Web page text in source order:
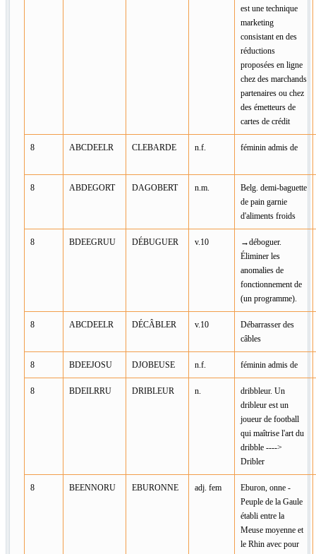
est une technique
marketing
consistant en des
réductions
proposées en ligne
chez des marchands
partenaires ou chez
des émetteurs de
cartes de crédit
8 ABCDEELR CLEBARDE n.f. féminin admis de
8 ABDEGORT DAGOBERT n.m.
Belg. demi-baguette
de pain garnie
d'aliments froids
8 BDEEGRUU DÉBUGUER v.10
→déboguer.
Éliminer les
anomalies de
fonctionnement de
(un programme).
8 ABCDEELR DÉCÂBLER v.10
Débarrasser des
câbles
8 BDEEJOSU DJOBEUSE n.f. féminin admis de
8 BDEILRRU DRIBLEUR n.
dribbleur. Un
dribleur est un
joueur de football
qui maîtrise l'art du
dribble ---->
Dribler
8 BEENNORU EBURONNE adj. fem
Eburon, onne -
Peuple de la Gaule
établi entre la
Meuse moyenne et
le Rhin avec pour